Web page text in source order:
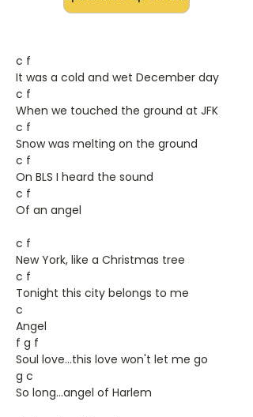
c f
It was a cold and wet December day
c f
When we touched the ground at JFK
c f
Snow was melting on the ground
c f
On BLS I heard the sound
c f
Of an angel
c f
New York, like a Christmas tree
c f
Tonight this city belongs to me
c
Angel
f g f
Soul love...this love won't let me go
g c
So long...angel of Harlem